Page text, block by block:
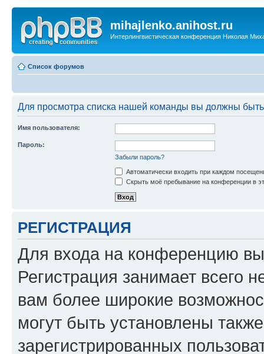
mihajlenko.anihost.ru
Интерлингвистическая конференция Николая
Список форумов
Для просмотра списка нашей команды вы должны
Имя пользователя:
Пароль:
Забыли пароль?
Автоматически входить при каждом
Скрыть моё пребывание на конференции в
РЕГИСТРАЦИЯ
Для входа на конференцию
Регистрация занимает всего
вам более широкие
могут быть установлены
зарегистрированных